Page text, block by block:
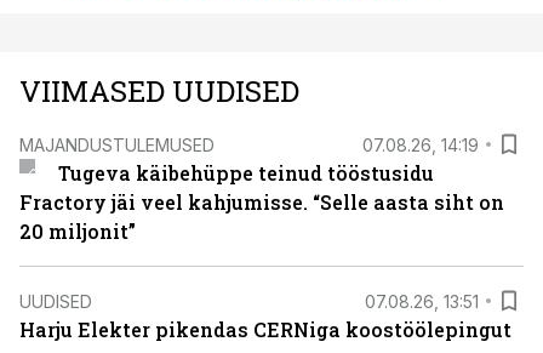
VIIMASED UUDISED
MAJANDUSTULEMUSED 07.08.26, 14:19
Tugeva käibehüppe teinud tööstusidu
Fractory jäi veel kahjumisse. “Selle aasta siht on
20 miljonit”
UUDISED 07.08.26, 13:51
Harju Elekter pikendas CERNiga koostöölepingut